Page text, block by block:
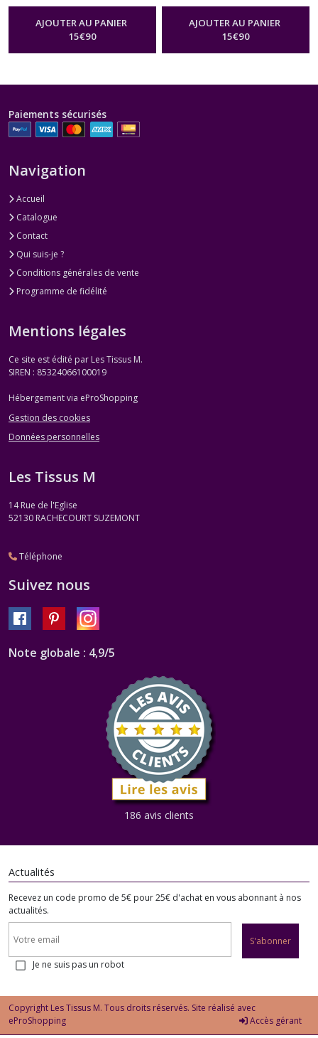
AJOUTER AU PANIER
15€90
AJOUTER AU PANIER
15€90
Paiements sécurisés
Navigation
Accueil
Catalogue
Contact
Qui suis-je ?
Conditions générales de vente
Programme de fidélité
Mentions légales
Ce site est édité par Les Tissus M.
SIREN : 85324066100019
Hébergement via eProShopping
Gestion des cookies
Données personnelles
Les Tissus M
14 Rue de l'Eglise
52130 RACHECOURT SUZEMONT
Téléphone
Suivez nous
Note globale : 4,9/5
186 avis clients
Actualités
Recevez un code promo de 5€ pour 25€ d'achat en vous abonnant à nos
actualités.
S'abonner
Je ne suis pas un robot
Copyright Les Tissus M. Tous droits réservés. Site réalisé avec
eProShopping
Accès gérant